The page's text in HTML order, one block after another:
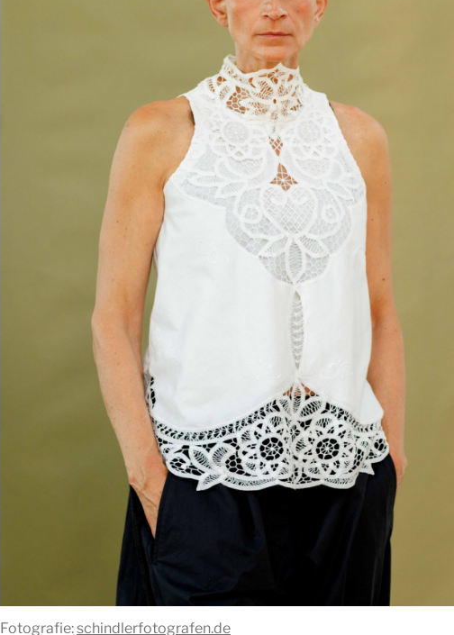
Fotografie:schindlerfotografen.de